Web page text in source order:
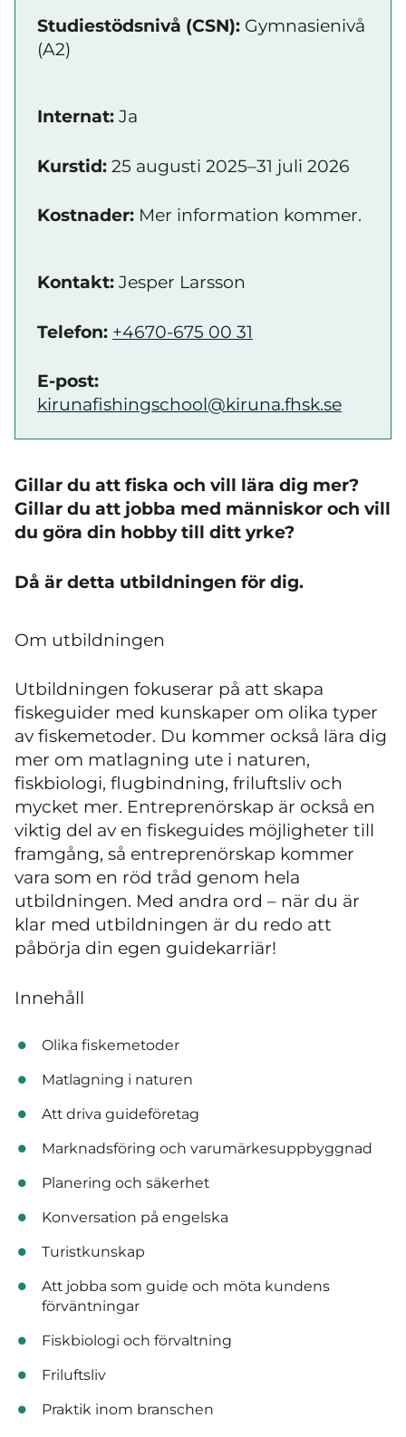
Studiestödsnivå (CSN): Gymnasienivå
(A2)
Internat: Ja
Kurstid: 25 augusti 2025–31 juli 2026
Kostnader: Mer information kommer.
Kontakt: Jesper Larsson
Telefon: +4670-675 00 31
E-post:
kirunafishingschool@kiruna.fhsk.se
Gillar du att fiska och vill lära dig mer?
Gillar du att jobba med människor och vill
du göra din hobby till ditt yrke?
Då är detta utbildningen för dig.
Om utbildningen
Utbildningen fokuserar på att skapa
fiskeguider med kunskaper om olika typer
av fiskemetoder. Du kommer också lära dig
mer om matlagning ute i naturen,
fiskbiologi, flugbindning, friluftsliv och
mycket mer. Entreprenörskap är också en
viktig del av en fiskeguides möjligheter till
framgång, så entreprenörskap kommer
vara som en röd tråd genom hela
utbildningen. Med andra ord – när du är
klar med utbildningen är du redo att
påbörja din egen guidekarriär!
Innehåll
Olika fiskemetoder
Matlagning i naturen
Att driva guideföretag
Marknadsföring och varumärkesuppbyggnad
Planering och säkerhet
Konversation på engelska
Turistkunskap
Att jobba som guide och möta kundens
förväntningar
Fiskbiologi och förvaltning
Friluftsliv
Praktik inom branschen